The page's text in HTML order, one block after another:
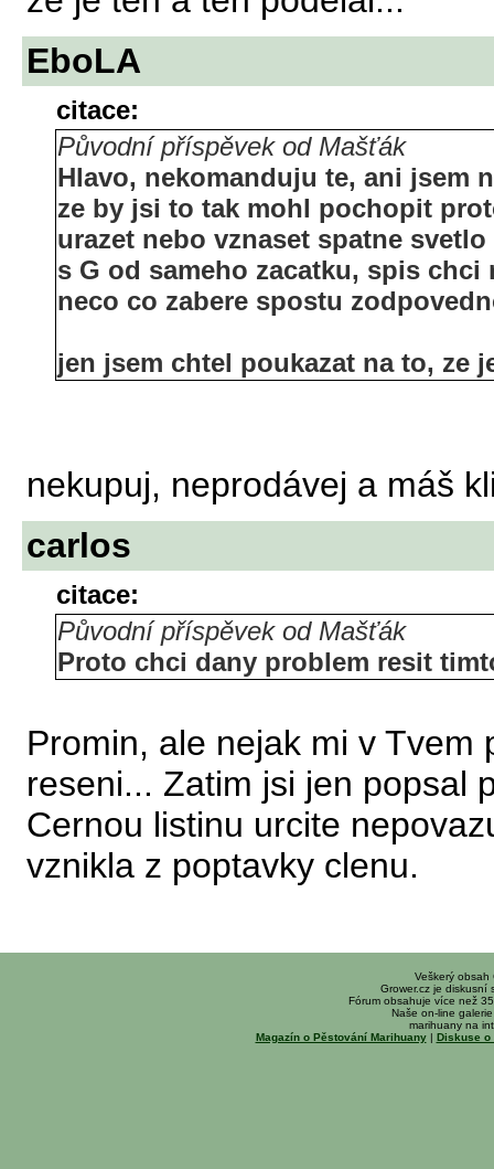
EboLA
citace:
Původní příspěvek od Mašťák
Hlavo, nekomanduju te, ani jsem
ze by jsi to tak mohl pochopit
urazet nebo vznaset spatne
s G od sameho zacatku, spis
neco co zabere spostu
jen jsem chtel poukazat na to, ze
nekupuj, neprodávej a máš
carlos
citace:
Původní příspěvek od Mašťák
Proto chci dany problem resit
Promin, ale nejak mi v
reseni... Zatim jsi jen popsal
Cernou listinu urcite
vznikla z poptavky clenu.
Veškerý obsah
Grower.cz je diskusní
Fórum obsahuje více než
Naše on-line
marihuany na
Magazín o Pěstování Marihuany| Diskuse o